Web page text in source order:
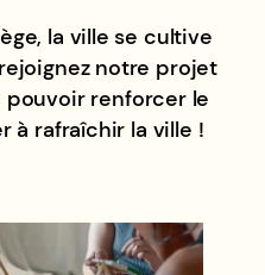
la ville se cultive
notre projet
pouvoir renforcer le
à rafraîchir la ville !